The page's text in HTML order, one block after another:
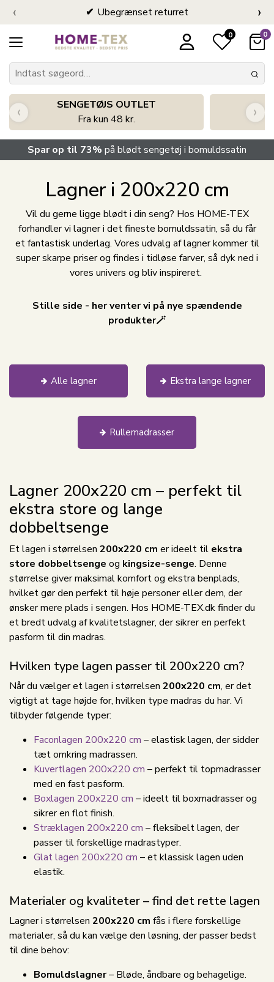
Ubegrænset returret
‹ ›
0 0
SENGETØJS OUTLET
Fra kun 48 kr.
‹ ›
Spar op til 73% på blødt sengetøj i bomuldssatin
Lagner i 200x220 cm
Vil du gerne ligge blødt i din seng? Hos HOME-TEX
forhandler vi lagner i det fineste bomuldssatin, så du får
et fantastisk underlag. Vores udvalg af lagner kommer til
super skarpe priser og findes i tidløse farver, så dyk ned i
vores univers og bliv inspireret.
Stille side - her venter vi på nye spændende
produkter🪄
Alle lagner Ekstra lange lagner
Rullemadrasser
Lagner 200x220 cm – perfekt til
ekstra store og lange
dobbeltsenge
Et lagen i størrelsen 200x220 cm er ideelt til ekstra
store dobbeltsenge og kingsize-senge. Denne
størrelse giver maksimal komfort og ekstra benplads,
hvilket gør den perfekt til høje personer eller dem, der
ønsker mere plads i sengen. Hos HOME-TEX.dk finder du
et bredt udvalg af kvalitetslagner, der sikrer en perfekt
pasform til din madras.
Hvilken type lagen passer til 200x220 cm?
Når du vælger et lagen i størrelsen 200x220 cm, er det
vigtigt at tage højde for, hvilken type madras du har. Vi
tilbyder følgende typer:
Faconlagen 200x220 cm – elastisk lagen, der sidder
tæt omkring madrassen.
Kuvertlagen 200x220 cm – perfekt til topmadrasser
med en fast pasform.
Boxlagen 200x220 cm – ideelt til boxmadrasser og
sikrer en flot finish.
Stræklagen 200x220 cm – fleksibelt lagen, der
passer til forskellige madrastyper.
Glat lagen 200x220 cm – et klassisk lagen uden
elastik.
Materialer og kvaliteter – find det rette lagen
Lagner i størrelsen 200x220 cm fås i flere forskellige
materialer, så du kan vælge den løsning, der passer bedst
til dine behov:
Bomuldslagner– Bløde, åndbare og behagelige.